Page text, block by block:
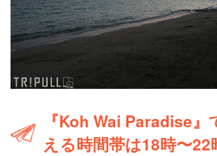
『Koh Wai Paradise』
える時間帯は18時〜22